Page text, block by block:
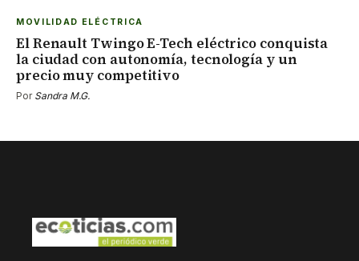
MOVILIDAD ELÉCTRICA
El Renault Twingo E-Tech eléctrico conquista
la ciudad con autonomía, tecnología y un
precio muy competitivo
Por Sandra M.G.